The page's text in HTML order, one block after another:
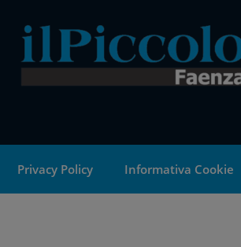
Privacy Policy Informativa Cookie